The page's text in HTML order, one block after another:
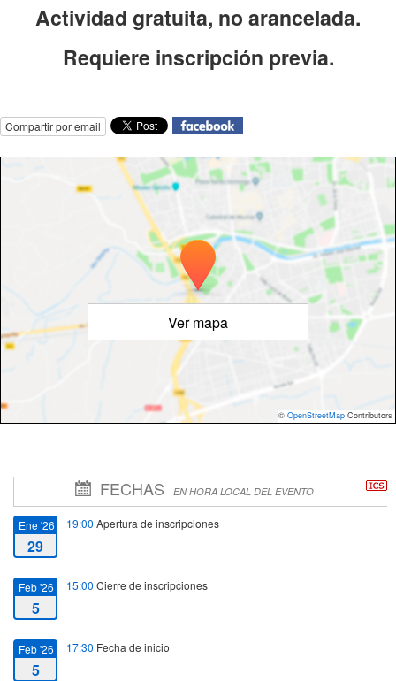
Actividad gratuita, no arancelada.
Requiere inscripción previa.
Compartir por email
Ver mapa
© OpenStreetMap Contributors
FECHAS EN HORA LOCAL DEL EVENTO
Ene '26
29
19:00 Apertura de inscripciones
Feb '26
5
15:00 Cierre de inscripciones
Feb '26
5
17:30 Fecha de inicio